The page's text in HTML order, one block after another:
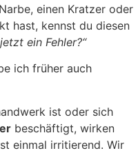
einen Kratzer oder
hast, kennst du diesen
ein Fehler?“
ich früher auch
ist oder sich
beschäftigt, wirken
einmal irritierend. Wir